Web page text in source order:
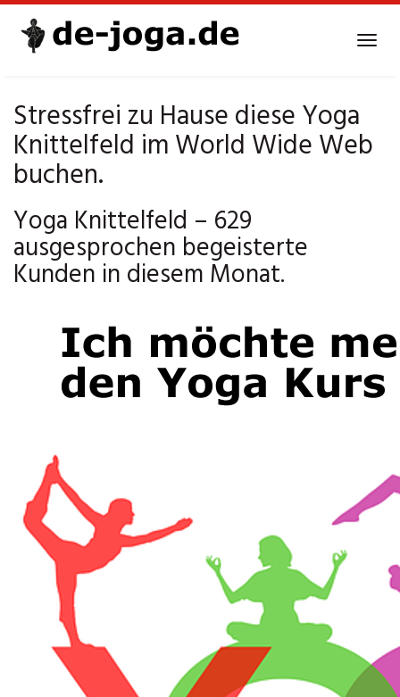
Stressfrei zu Hause diese Yoga
Knittelfeld im World Wide Web
buchen.
Yoga Knittelfeld – 629
ausgesprochen begeisterte
Kunden in diesem Monat.